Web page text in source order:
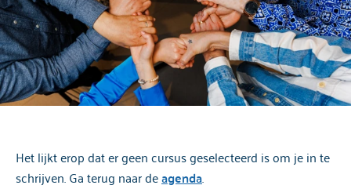
Het lijkt erop dat er geen cursus geselecteerd is om je in te
schrijven. Ga terug naar deagenda.